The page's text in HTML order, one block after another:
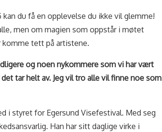
du få en opplevelse du ikke vil glemme!
men om magien som oppstår i møtet
tett på artistene.
og noen nykommere som vi har vært
tar helt av. Jeg vil tro alle vil finne noe som
i styret for Egersund Visefestival. Med seg
Han har sitt daglige virke i